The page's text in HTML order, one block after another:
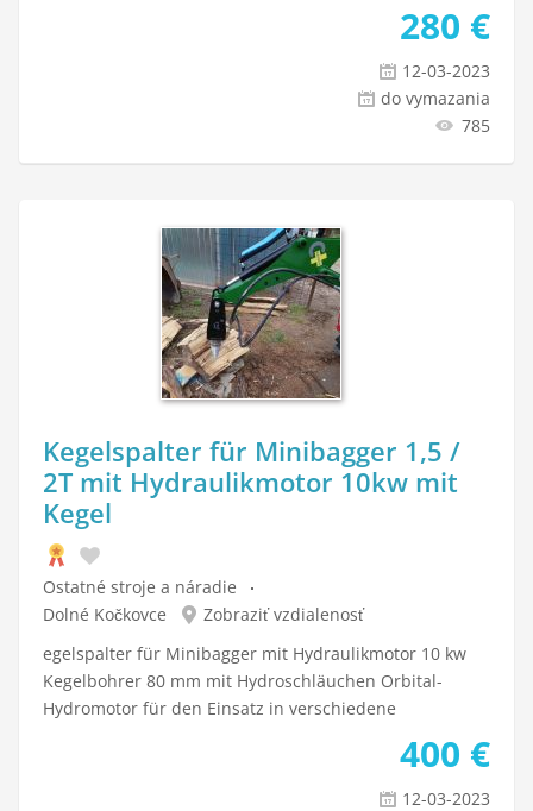
280 €
12-03-2023
do vymazania
785
Kegelspalter für Minibagger 1,5 /
2T mit Hydraulikmotor 10kw mit
Kegel
Ostatné stroje a náradie
Dolné Kočkovce
Zobraziť vzdialenosť
egelspalter für Minibagger mit Hydraulikmotor 10 kw
Kegelbohrer 80 mm mit Hydroschläuchen Orbital-
Hydromotor für den Einsatz in verschiedene
400 €
12-03-2023